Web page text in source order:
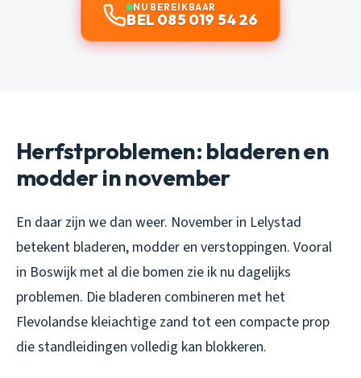
NU BEREIKBAAR
BEL 085 019 54 26
Herfstproblemen: bladeren en
modder in november
En daar zijn we dan weer. November in Lelystad
betekent bladeren, modder en verstoppingen. Vooral
in Boswijk met al die bomen zie ik nu dagelijks
problemen. Die bladeren combineren met het
Flevolandse kleiachtige zand tot een compacte prop
die standleidingen volledig kan blokkeren.